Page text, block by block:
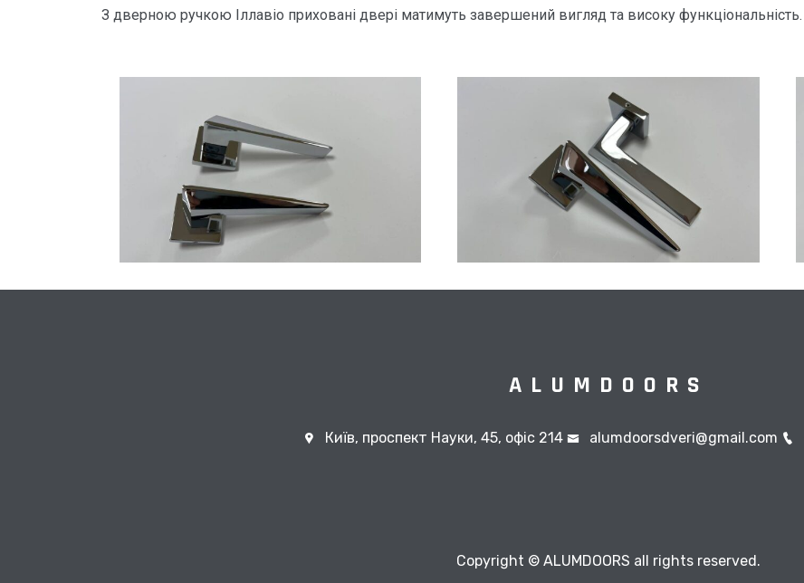
З дверною ручкою Іллавіо приховані двері матимуть завершений вигляд та високу функціональність.
ALUMDOORS
Київ, проспект Науки, 45, офіс 214 alumdoorsdveri@gmail.com
Copyright © ALUMDOORS all rights reserved.